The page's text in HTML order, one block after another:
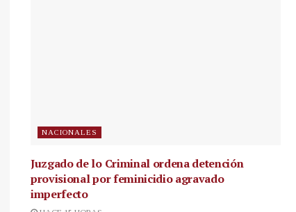
NACIONALES
Juzgado de lo Criminal ordena detención
provisional por feminicidio agravado
imperfecto